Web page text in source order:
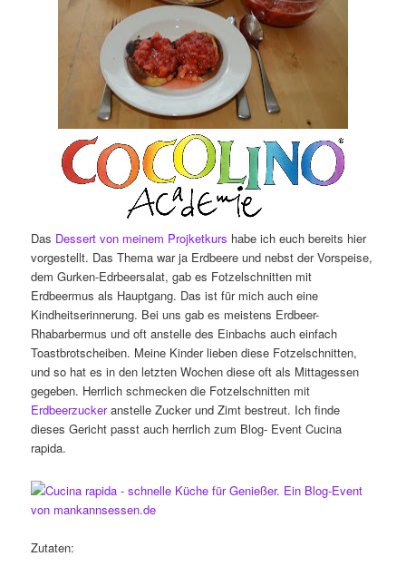
Das Dessert von meinem Projketkurs habe ich euch bereits hier
vorgestellt. Das Thema war ja Erdbeere und nebst der Vorspeise,
dem Gurken-Edrbeersalat, gab es Fotzelschnitten mit
Erdbeermus als Hauptgang. Das ist für mich auch eine
Kindheitserinnerung. Bei uns gab es meistens Erdbeer-
Rhabarbermus und oft anstelle des Einbachs auch einfach
Toastbrotscheiben. Meine Kinder lieben diese Fotzelschnitten,
und so hat es in den letzten Wochen diese oft als Mittagessen
gegeben. Herrlich schmecken die Fotzelschnitten mit
Erdbeerzuckeranstelle Zucker und Zimt bestreut. Ich finde
dieses Gericht passt auch herrlich zum Blog- Event Cucina
rapida.
Zutaten: